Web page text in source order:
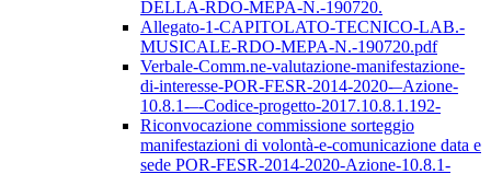
DELLA-RDO-MEPA-N.-190720.
Allegato-1-CAPITOLATO-TECNICO-LAB.-
MUSICALE-RDO-MEPA-N.-190720.pdf
Verbale-Comm.ne-valutazione-manifestazione-
di-interesse-POR-FESR-2014-2020-–Azione-
10.8.1-–-Codice-progetto-2017.10.8.1.192-
Riconvocazione commissione sorteggio
manifestazioni di volontà-e-comunicazione data e
sede POR-FESR-2014-2020-Azione-10.8.1-